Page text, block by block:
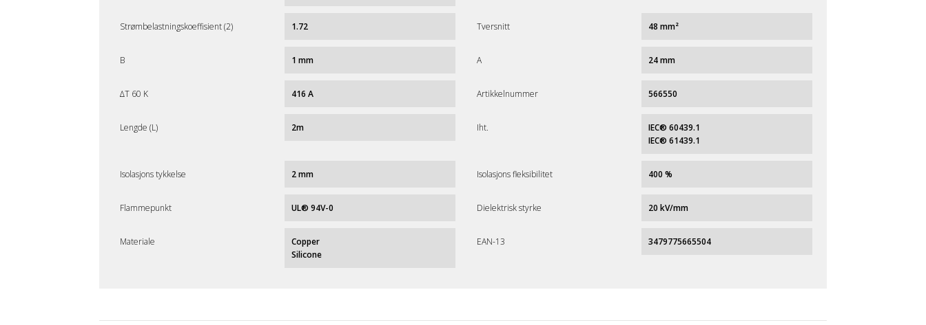
Strømbelastningskoeffisient (2) 1.72 Tversnitt 48 mm²
B 1 mm A 24 mm
∆T 60 K 416 A Artikkelnummer 566550
Lengde (L) 2m Iht.
IEC® 60439.1
IEC® 61439.1
Isolasjons tykkelse 2 mm Isolasjons fleksibilitet 400 %
Flammepunkt UL® 94V-0 Dielektrisk styrke 20 kV/mm
Materiale
Copper
Silicone
EAN-13 3479775665504